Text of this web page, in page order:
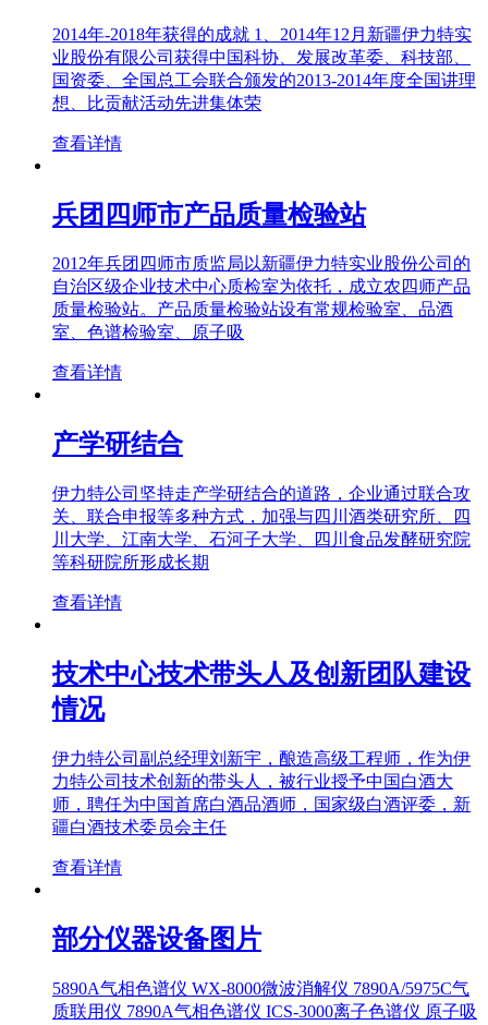
2014年-2018年获得的成就 1、2014年12月新疆伊力特实
业股份有限公司获得中国科协、发展改革委、科技部、
国资委、全国总工会联合颁发的2013-2014年度全国讲理
想、比贡献活动先进集体荣
查看详情
兵团四师市产品质量检验站
2012年兵团四师市质监局以新疆伊力特实业股份公司的
自治区级企业技术中心质检室为依托，成立农四师产品
质量检验站。产品质量检验站设有常规检验室、品酒
室、色谱检验室、原子吸
查看详情
产学研结合
伊力特公司坚持走产学研结合的道路，企业通过联合攻
关、联合申报等多种方式，加强与四川酒类研究所、四
川大学、江南大学、石河子大学、四川食品发酵研究院
等科研院所形成长期
查看详情
技术中心技术带头人及创新团队建设
情况
伊力特公司副总经理刘新宇，酿造高级工程师，作为伊
力特公司技术创新的带头人，被行业授予中国白酒大
师，聘任为中国首席白酒品酒师，国家级白酒评委，新
疆白酒技术委员会主任
查看详情
部分仪器设备图片
5890A气相色谱仪 WX-8000微波消解仪 7890A/5975C气
质联用仪 7890A气相色谱仪 ICS-3000离子色谱仪 原子吸